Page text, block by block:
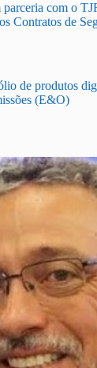
com o
Contratos de
de produtos
(E&O)